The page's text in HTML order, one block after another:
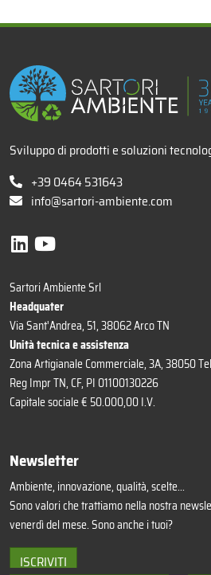
x
Sviluppo di prodotti e soluzioni
+39 0464 531643
info@sartori-ambiente.com
Sartori Ambiente Srl
Headquater
Via Sant'Andrea, 51, 38062 Arco TN
Unità tecnica e assistenza
Zona Artigianale Commerciale, 3A, 38050
Reg Impr TN, CF, PI 01100130226
Capitale sociale € 50.000,00 I.V.
Newsletter
Ambiente, innovazione, qualità, scelte...
Sono valori che trattiamo nella nostra
venerdì del mese. Sono anche i tuoi?
ISCRIVITI